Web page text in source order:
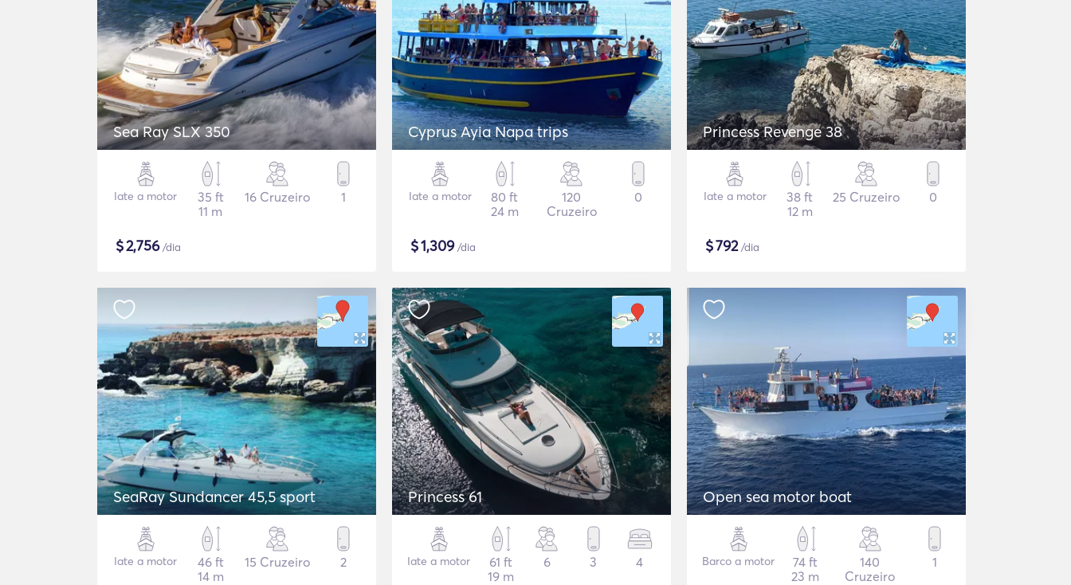
Sea Ray SLX 350
Iate a motor
35 ft
11 m
16 Cruzeiro 1
$2,756/dia
Cyprus Ayia Napa trips
Iate a motor
80 ft
24 m
120
Cruzeiro
0
$1,309/dia
Princess Revenge 38
Iate a motor
38 ft
12 m
25 Cruzeiro 0
$792/dia
SeaRay Sundancer 45,5 sport
Iate a motor
46 ft
14 m
15 Cruzeiro 2
Princess 61
Iate a motor
61 ft
19 m
6 3 4
Open sea motor boat
Barco a motor
74 ft
23 m
140
Cruzeiro
1